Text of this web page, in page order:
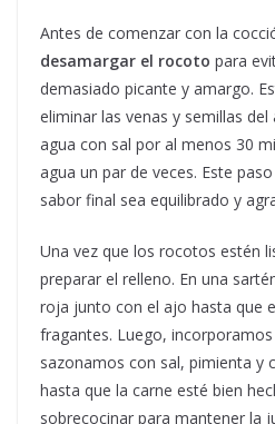
Antes de comenzar con la
desamargar el rocoto para
demasiado picante y amargo.
eliminar las venas y semillas
agua con sal por al menos 30
agua un par de veces. Este
sabor final sea equilibrado y
Una vez que los rocotos estén
preparar el relleno. En una
roja junto con el ajo hasta que
fragantes. Luego,
sazonamos con sal, pimienta y
hasta que la carne esté bien
sobrecocinar para mantener la